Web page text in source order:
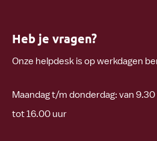
Heb je vragen?
Onze helpdesk is op werkdagen
Maandag t/m donderdag: van 9.30
tot 16.00 uur